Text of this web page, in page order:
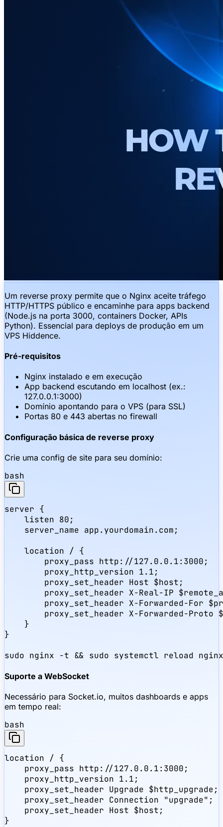
Um reverse proxy permite que o Nginx aceite tráfego
HTTP/HTTPS público e encaminhe para apps backend
(Node.js na porta 3000, containers Docker, APIs
Python). Essencial para deploys de produção em um
VPS Hiddence.
Pré-requisitos
Nginx instalado e em execução
App backend escutando em localhost (ex.:
127.0.0.1:3000)
Domínio apontando para o VPS (para SSL)
Portas 80 e 443 abertas no firewall
Configuração básica de reverse proxy
Crie uma config de site para seu domínio:
bash
server {
    listen 80;
    server_name app.yourdomain.com;
    location / {
        proxy_pass http://127.0.0.1:3000;
        proxy_http_version 1.1;
        proxy_set_header Host $host;
proxy_set_header X-Real-IP
proxy_set_header X-Forwarded-For
proxy_set_header X-Forwarded-Proto
    }
}
sudo nginx -t && sudo systemctl reload nginx
Suporte a WebSocket
Necessário para Socket.io, muitos dashboards e apps
em tempo real:
bash
location / {
    proxy_pass http://127.0.0.1:3000;
    proxy_http_version 1.1;
    proxy_set_header Upgrade $http_upgrade;
    proxy_set_header Connection "upgrade";
    proxy_set_header Host $host;
}